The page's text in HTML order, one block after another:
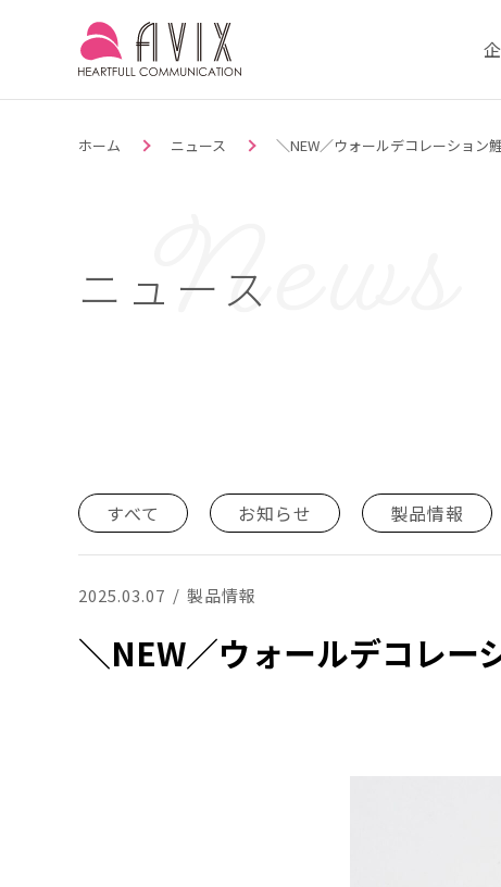
ホーム ニュース ＼NEW／ウォールデコレーショ
ニュース
すべて お知らせ 製品情報
2025.03.07 製品情報
＼NEW／ウォールデコレ